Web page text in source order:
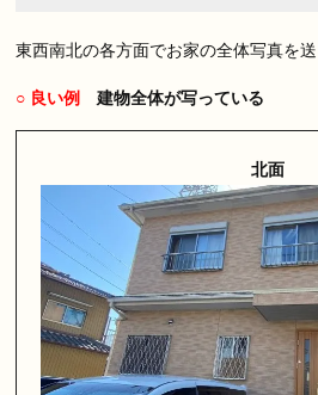
東西南北の各方面でお家の全体写真を送
○ 良い例 建物全体が写っている
北面